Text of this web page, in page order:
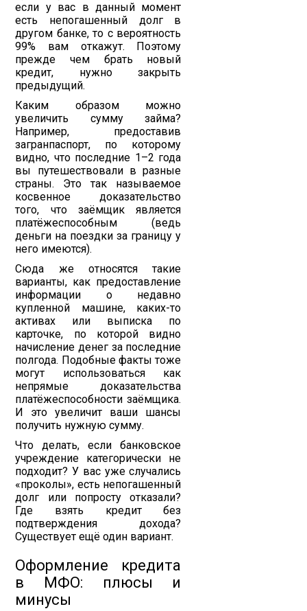
если у вас в данный момент
есть непогашенный долг в
другом банке, то с вероятность
99% вам откажут. Поэтому
прежде чем брать новый
кредит, нужно закрыть
предыдущий.
Каким образом можно
увеличить сумму займа?
Например, предоставив
загранпаспорт, по которому
видно, что последние 1–2 года
вы путешествовали в разные
страны. Это так называемое
косвенное доказательство
того, что заёмщик является
платёжеспособным (ведь
деньги на поездки за границу у
него имеются).
Сюда же относятся такие
варианты, как предоставление
информации о недавно
купленной машине, каких-то
активах или выписка по
карточке, по которой видно
начисление денег за последние
полгода. Подобные факты тоже
могут использоваться как
непрямые доказательства
платёжеспособности заёмщика.
И это увеличит ваши шансы
получить нужную сумму.
Что делать, если банковское
учреждение категорически не
подходит? У вас уже случались
«проколы», есть непогашенный
долг или попросту отказали?
Где взять кредит без
подтверждения дохода?
Существует ещё один вариант.
Оформление кредита
в МФО: плюсы и
минусы